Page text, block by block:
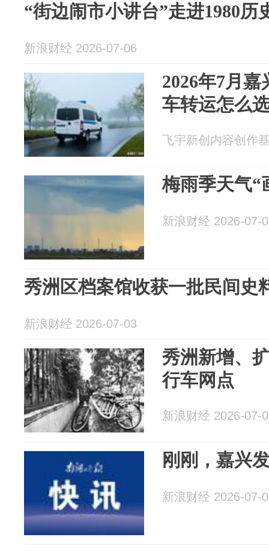
“街边闹市小讲台”走进1980历
新浪财经 2026-07-06
2026年7月
车转运怎么
飞宇新创内容创作
梅雨季天气“
新浪财经 2026-07-
秀洲区档案馆收获一批民间史
新浪财经 2026-07-03
秀洲新增、
行车网点
新浪财经 2026-07-
刚刚，嘉兴
新浪财经 2026-07-